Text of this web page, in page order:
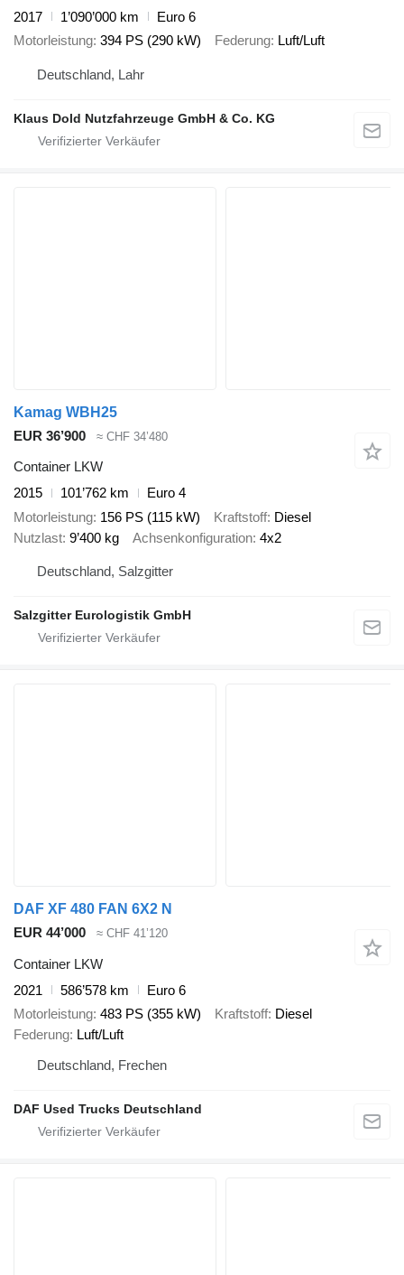
2017
1’090’000 km
Euro 6
Motorleistung 394 PS (290 kW) Federung Luft/Luft
Deutschland, Lahr
Klaus Dold Nutzfahrzeuge GmbH & Co. KG
Kamag WBH25
EUR 36’900
≈ CHF 34’480
Container LKW
2015
101’762 km
Euro 4
Motorleistung 156 PS (115 kW) Kraftstoff Diesel
Nutzlast 9’400 kg Achsenkonfiguration 4x2
Deutschland, Salzgitter
Salzgitter Eurologistik GmbH
DAF XF 480 FAN 6X2 N
EUR 44’000
≈ CHF 41’120
Container LKW
2021
586’578 km
Euro 6
Motorleistung 483 PS (355 kW) Kraftstoff Diesel
Federung Luft/Luft
Deutschland, Frechen
DAF Used Trucks Deutschland